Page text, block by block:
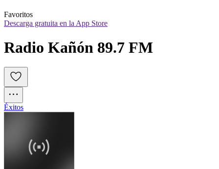
Favoritos
Descarga gratuita en la App Store
Radio Kañón 89.7 FM
Éxitos